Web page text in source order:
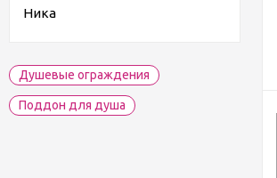
Ника
Душевые ограждения
Поддон для душа